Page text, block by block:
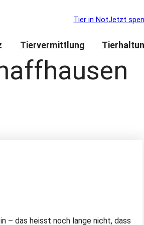
Tier in NotJetzt
Tiervermittlung
– das heisst noch lange nicht, dass